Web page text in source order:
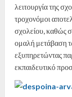
λειτουργία της
τροχονόμοι
σχολείου, καθώς
ομαλή μετάβαση
εξυπηρετώντας
εκπαιδευτικό